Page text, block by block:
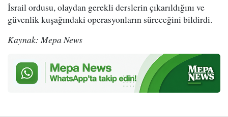
İsrail ordusu, olaydan gerekli derslerin çıkarıldığını ve
güvenlik kuşağındaki operasyonların süreceğini bildirdi.
Kaynak: Mepa News